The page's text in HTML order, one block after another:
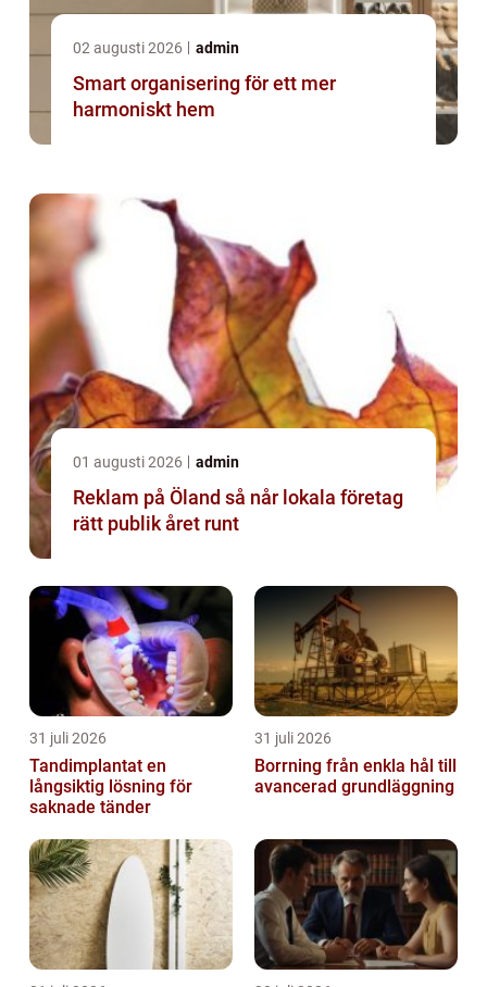
02 augusti 2026 admin
Smart organisering för ett mer
harmoniskt hem
01 augusti 2026 admin
Reklam på Öland så når lokala företag
rätt publik året runt
31 juli 2026
Tandimplantat en
långsiktig lösning för
saknade tänder
31 juli 2026
Borrning från enkla hål till
avancerad grundläggning